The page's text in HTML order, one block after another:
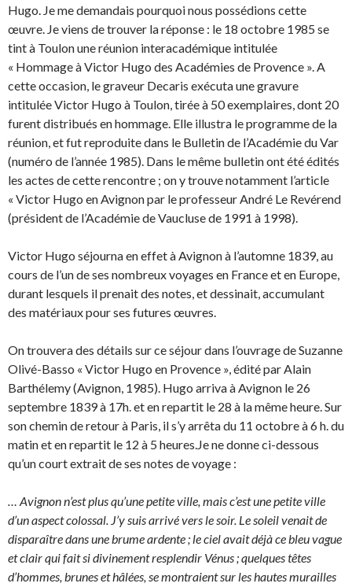
Hugo. Je me demandais pourquoi nous possédions cette
œuvre. Je viens de trouver la réponse : le 18 octobre 1985 se
tint à Toulon une réunion interacadémique intitulée
« Hommage à Victor Hugo des Académies de Provence ». A
cette occasion, le graveur Decaris exécuta une gravure
intitulée Victor Hugo à Toulon, tirée à 50 exemplaires, dont 20
furent distribués en hommage. Elle illustra le programme de la
réunion, et fut reproduite dans le Bulletin de l’Académie du Var
(numéro de l’année 1985). Dans le même bulletin ont été édités
les actes de cette rencontre ; on y trouve notamment l’article
« Victor Hugo en Avignon par le professeur André Le Revérend
(président de l’Académie de Vaucluse de 1991 à 1998).
Victor Hugo séjourna en effet à Avignon à l’automne 1839, au
cours de l’un de ses nombreux voyages en France et en Europe,
durant lesquels il prenait des notes, et dessinait, accumulant
des matériaux pour ses futures œuvres.
On trouvera des détails sur ce séjour dans l’ouvrage de Suzanne
Olivé-Basso « Victor Hugo en Provence », édité par Alain
Barthélemy (Avignon, 1985). Hugo arriva à Avignon le 26
septembre 1839 à 17h. et en repartit le 28 à la même heure. Sur
son chemin de retour à Paris, il s’y arrêta du 11 octobre à 6 h. du
matin et en repartit le 12 à 5 heures.Je ne donne ci-dessous
qu’un court extrait de ses notes de voyage :
… Avignon n’est plus qu’une petite ville, mais c’est une petite ville
d’un aspect colossal. J’y suis arrivé vers le soir. Le soleil venait de
disparaître dans une brume ardente ; le ciel avait déjà ce bleu vague
et clair qui fait si divinement resplendir Vénus ; quelques têtes
d’hommes, brunes et hâlées, se montraient sur les hautes murailles